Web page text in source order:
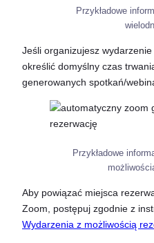
Przykładowe
Jeśli organizujesz wydarzenie
określić domyślny czas
generowanych spotkań/
Przykładowe
Aby powiązać miejsca
Zoom, postępuj zgodnie z
Wydarzenia z możliwością